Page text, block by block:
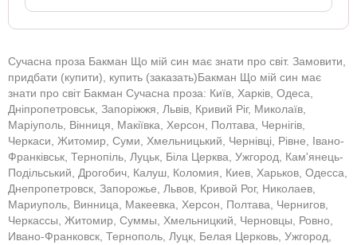
Сучасна проза Бакман Що мій син має знати про світ. Замовити,
придбати (купити), купить (заказать)Бакман Що мій син має
знати про світ Бакман Сучасна проза: Київ, Харків, Одеса,
Дніпропетровськ, Запоріжжя, Львів, Кривий Ріг, Миколаїв,
Маріуполь, Вінниця, Макіївка, Херсон, Полтава, Чернігів,
Черкаси, Житомир, Суми, Хмельницький, Чернівці, Рівне, Івано-
Франківськ, Тернопіль, Луцьк, Біла Церква, Ужгород, Кам'янець-
Подільський, Дрогобич, Калуш, Коломия, Киев, Харьков, Одесса,
Днепропетровск, Запорожье, Львов, Кривой Рог, Николаев,
Мариуполь, Винница, Макеевка, Херсон, Полтава, Чернигов,
Черкассы, Житомир, Суммы, Хмельницкий, Черновцы, Ровно,
Ивано-Франковск, Тернополь, Луцк, Белая Церковь, Ужгород,